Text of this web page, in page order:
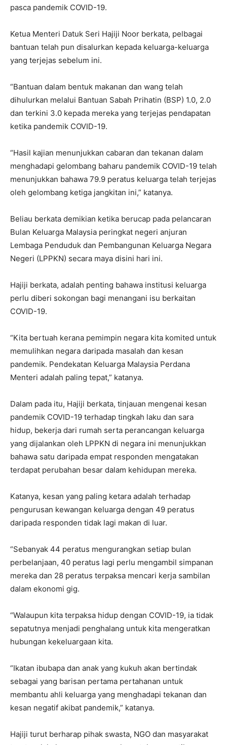
pasca pandemik COVID-19.
Ketua Menteri Datuk Seri Hajiji Noor berkata, pelbagai
bantuan telah pun disalurkan kepada keluarga-keluarga
yang terjejas sebelum ini.
“Bantuan dalam bentuk makanan dan wang telah
dihulurkan melalui Bantuan Sabah Prihatin (BSP) 1.0, 2.0
dan terkini 3.0 kepada mereka yang terjejas pendapatan
ketika pandemik COVID-19.
“Hasil kajian menunjukkan cabaran dan tekanan dalam
menghadapi gelombang baharu pandemik COVID-19 telah
menunjukkan bahawa 79.9 peratus keluarga telah terjejas
oleh gelombang ketiga jangkitan ini,” katanya.
Beliau berkata demikian ketika berucap pada pelancaran
Bulan Keluarga Malaysia peringkat negeri anjuran
Lembaga Penduduk dan Pembangunan Keluarga Negara
Negeri (LPPKN) secara maya disini hari ini.
Hajiji berkata, adalah penting bahawa institusi keluarga
perlu diberi sokongan bagi menangani isu berkaitan
COVID-19.
“Kita bertuah kerana pemimpin negara kita komited untuk
memulihkan negara daripada masalah dan kesan
pandemik. Pendekatan Keluarga Malaysia Perdana
Menteri adalah paling tepat,” katanya.
Dalam pada itu, Hajiji berkata, tinjauan mengenai kesan
pandemik COVID-19 terhadap tingkah laku dan sara
hidup, bekerja dari rumah serta perancangan keluarga
yang dijalankan oleh LPPKN di negara ini menunjukkan
bahawa satu daripada empat responden mengatakan
terdapat perubahan besar dalam kehidupan mereka.
Katanya, kesan yang paling ketara adalah terhadap
pengurusan kewangan keluarga dengan 49 peratus
daripada responden tidak lagi makan di luar.
“Sebanyak 44 peratus mengurangkan setiap bulan
perbelanjaan, 40 peratus lagi perlu mengambil simpanan
mereka dan 28 peratus terpaksa mencari kerja sambilan
dalam ekonomi gig.
“Walaupun kita terpaksa hidup dengan COVID-19, ia tidak
sepatutnya menjadi penghalang untuk kita mengeratkan
hubungan kekeluargaan kita.
“Ikatan ibubapa dan anak yang kukuh akan bertindak
sebagai yang barisan pertama pertahanan untuk
membantu ahli keluarga yang menghadapi tekanan dan
kesan negatif akibat pandemik,” katanya.
Hajiji turut berharap pihak swasta, NGO dan masyarakat